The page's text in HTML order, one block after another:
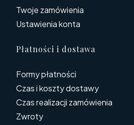
Twoje zamówienia
Ustawienia konta
Płatności i dostawa
Formy płatności
Czas i koszty dostawy
Czas realizacji zamówienia
Zwroty